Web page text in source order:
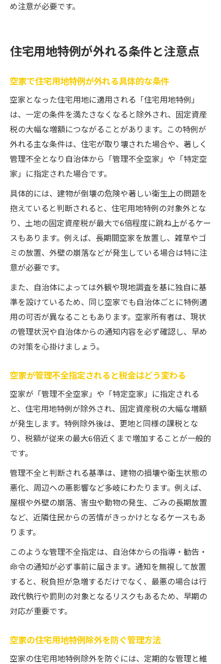
め注意が必要です。
住宅用地特例が外れる条件と注意点
空家で住宅用地特例が外れる具体的な条件
空家となった住宅用地に適用される「住宅用地特例」
は、一定の条件を満たさなくなると除外され、固定資産
税の大幅な増額につながることがあります。この特例が
外れる主な条件は、住宅が取り壊された場合や、著しく
管理不全となり自治体から「管理不全空家」や「特定空
家」に指定された場合です。
具体的には、建物が倒壊の危険や著しい衛生上の問題を
抱えていると判断されると、住宅用地特例の対象外とな
り、土地の固定資産税が最大で6倍程度に跳ね上がるケー
スもあります。例えば、長期間空家を放置し、雑草やゴ
ミの放置、外壁の崩落などが発生している場合は特に注
意が必要です。
また、自治体によっては外観や現地調査を基に独自に基
準を設けているため、同じ空家でも自治体ごとに特例適
用の可否が異なることもあります。空家所有者は、現状
の管理状況や自治体からの通知内容を必ず確認し、早め
の対策を心掛けましょう。
空家が管理不全指定されると税金はどう変わる
空家が「管理不全空家」や「特定空家」に指定される
と、住宅用地特例が除外され、固定資産税の大幅な増額
が発生します。特例除外後は、更地と同様の課税とな
り、税額が従来の最大6倍近くまで増加することが一般的
です。
管理不全と判断される基準は、建物の損壊や衛生状態の
悪化、周辺への悪影響など多岐にわたります。例えば、
屋根や外壁の崩落、害虫や動物の発生、ごみの長期放置
など、近隣住民からの苦情がきっかけとなるケースもあ
ります。
このような管理不全指定は、自治体からの指導・勧告・
命令の通知が必ず事前に届きます。通知を無視して放置
すると、税負担が急増するだけでなく、最悪の場合は行
政代執行や罰則の対象となるリスクもあるため、早期の
対応が重要です。
空家の住宅用地特例除外を防ぐ管理方法
空家の住宅用地特例除外を防ぐには、定期的な管理と維